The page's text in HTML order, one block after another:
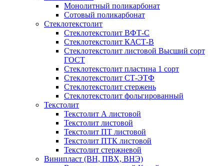
Монолитный поликарбонат
Сотовый поликарбонат
Стеклотекстолит
Стеклотекстолит ВФТ-С
Стеклотекстолит КАСТ-В
Стеклотекстолит листовой Высший сорт
ГОСТ
Стеклотекстолит пластина 1 сорт
Стеклотекстолит СТ-ЭТФ
Стеклотекстолит стержень
Стеклотекстолит фольгированный
Текстолит
Текстолит А листовой
Текстолит листовой
Текстолит ПТ листовой
Текстолит ПТК листовой
Текстолит стержневой
Винипласт (ВН, ПВХ, ВНЭ)